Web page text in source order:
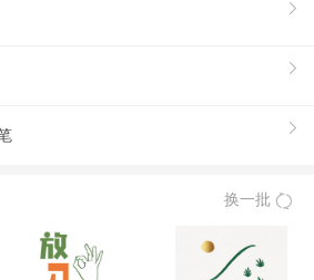
新闻晨报》等报刊杂志上发表过
并获得过一些奖项。
换一批